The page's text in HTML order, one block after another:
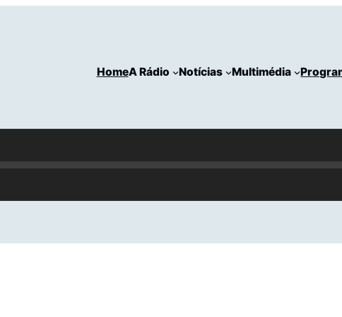
HomeA Rádio Notícias Multimédia